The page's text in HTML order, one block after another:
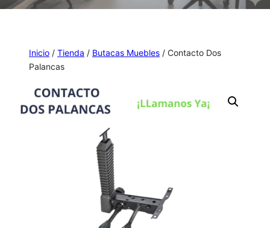
Inicio / Tienda / Butacas Muebles / Contacto Dos
Palancas